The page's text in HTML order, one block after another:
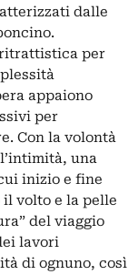
dalle
per
appaiono
per
Con la volontà
una
inizio e fine
volto e la pelle
del viaggio
lavori
di ognuno, così